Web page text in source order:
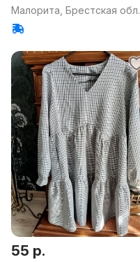
Малорита, Брестская обл.
55 р.